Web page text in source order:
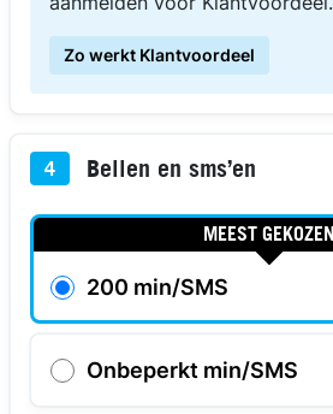
Zo werkt Klantvoordeel
4 Bellen en sms’en
MEEST GEKOZEN
200 min/SMS
Onbeperkt min/SMS